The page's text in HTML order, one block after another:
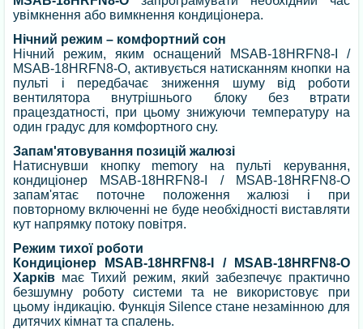
увімкнення або вимкнення кондиціонера.
Нічний режим – комфортний сон
Нічний режим, яким оснащений MSAB-18HRFN8-I /
MSAB-18HRFN8-O, активується натисканням кнопки на
пульті і передбачає зниження шуму від роботи
вентилятора внутрішнього блоку без втрати
працездатності, при цьому знижуючи температуру на
один градус для комфортного сну.
Запам'ятовування позицій жалюзі
Натиснувши кнопку memory на пульті керування,
кондиціонер MSAB-18HRFN8-I / MSAB-18HRFN8-O
запам'ятає поточне положення жалюзі і при
повторному включенні не буде необхідності виставляти
кут напрямку потоку повітря.
Режим тихої роботи
Кондиціонер MSAB-18HRFN8-I / MSAB-18HRFN8-O
Харків має Тихий режим, який забезпечує практично
безшумну роботу системи та не використовує при
цьому індикацію. Функція Silence стане незамінною для
дитячих кімнат та спалень.